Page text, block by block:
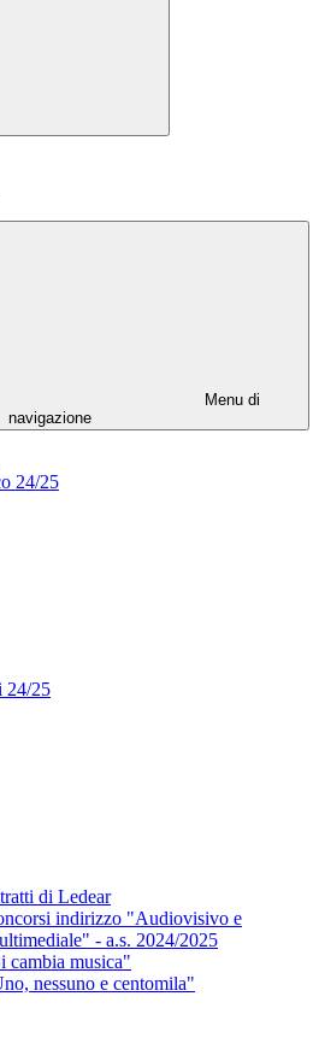
Menu di
navigazione
24/25
24/25
di Ledear
indirizzo "Audiovisivo e
- a.s. 2024/2025
cambia musica"
nessuno e centomila"